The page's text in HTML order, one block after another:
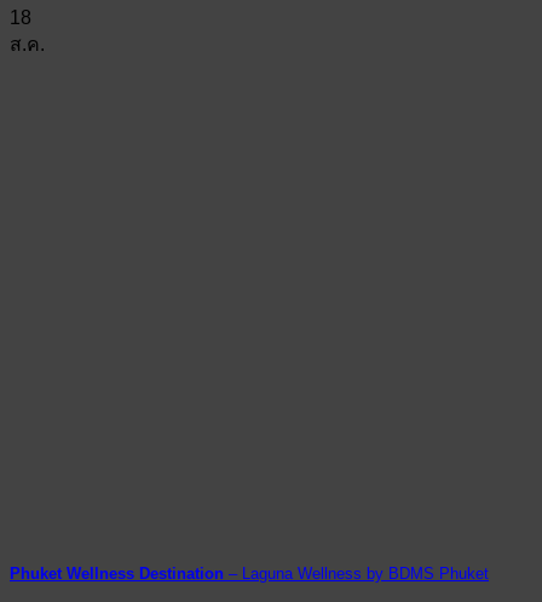
18
ส.ค.
Phuket Wellness Destination – Laguna Wellness by BDMS Phuket